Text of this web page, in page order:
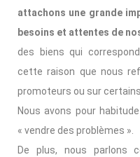
attachons une grande
besoins et attentes de
des biens qui
cette raison que nous
promoteurs ou sur
Nous avons pour
« vendre des problèmes ».
De plus, nous parlons